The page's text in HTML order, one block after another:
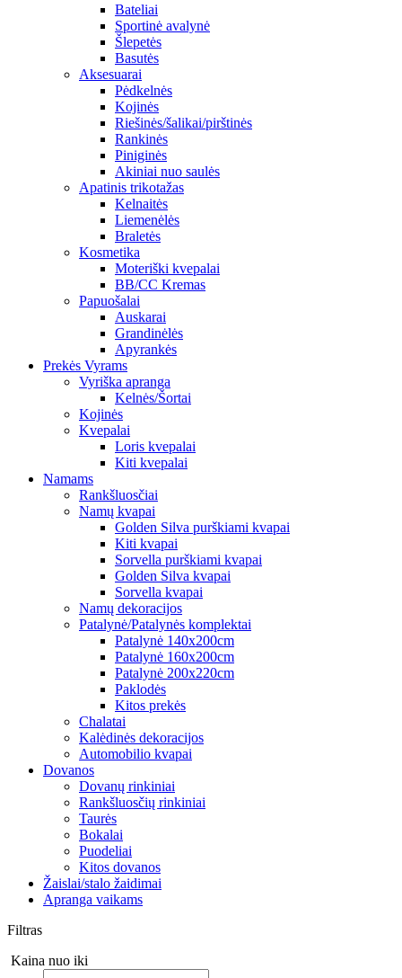
Bateliai
Sportinė avalynė
Šlepetės
Basutės
Aksesuarai
Pėdkelnės
Kojinės
Riešinės/šalikai/pirštinės
Rankinės
Piniginės
Akiniai nuo saulės
Apatinis trikotažas
Kelnaitės
Liemenėlės
Braletės
Kosmetika
Moteriški kvepalai
BB/CC Kremas
Papuošalai
Auskarai
Grandinėlės
Apyrankės
Prekės Vyrams
Vyriška apranga
Kelnės/Šortai
Kojinės
Kvepalai
Loris kvepalai
Kiti kvepalai
Namams
Rankšluosčiai
Namų kvapai
Golden Silva purškiami kvapai
Kiti kvapai
Sorvella purškiami kvapai
Golden Silva kvapai
Sorvella kvapai
Namų dekoracijos
Patalynė/Patalynės komplektai
Patalynė 140x200cm
Patalynė 160x200cm
Patalynė 200x220cm
Paklodės
Kitos prekės
Chalatai
Kalėdinės dekoracijos
Automobilio kvapai
Dovanos
Dovanų rinkiniai
Rankšluosčių rinkiniai
Taurės
Bokalai
Puodeliai
Kitos dovanos
Žaislai/stalo žaidimai
Apranga vaikams
Filtras
Kaina nuo iki